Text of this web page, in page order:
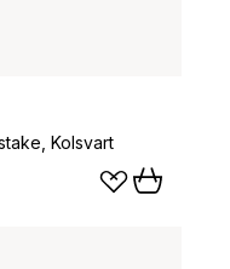
Kolsvart